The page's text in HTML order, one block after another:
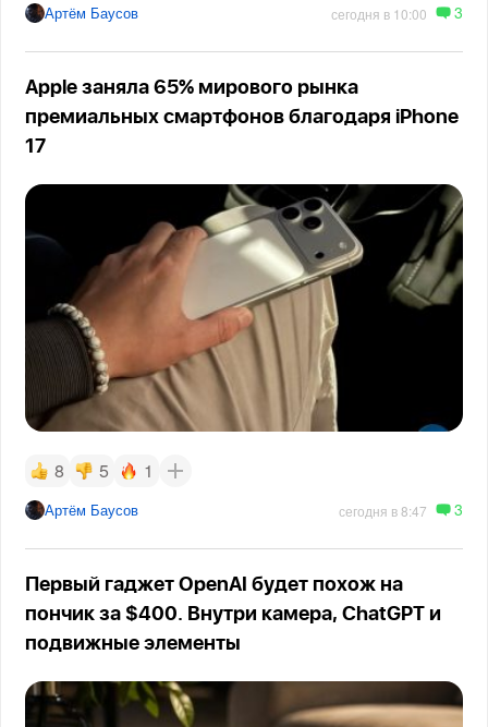
Артём Баусов сегодня в 10:00 3
Apple заняла 65% мирового рынка
премиальных смартфонов благодаря iPhone
17
8 5 1
Артём Баусов сегодня в 8:47 3
Первый гаджет OpenAI будет похож на
пончик за $400. Внутри камера, ChatGPT и
подвижные элементы